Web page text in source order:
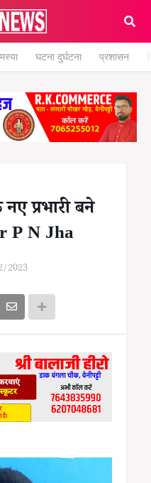
घटना दुर्घटना प्रशासन
प्रभारी बने
P N Jha
2023